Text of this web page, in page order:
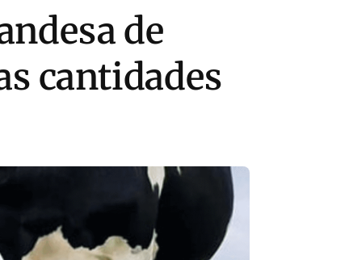
de
cantidades